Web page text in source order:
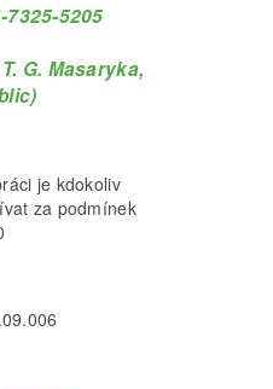
7325-5205
G. Masaryka,
je kdokoliv
za podmínek